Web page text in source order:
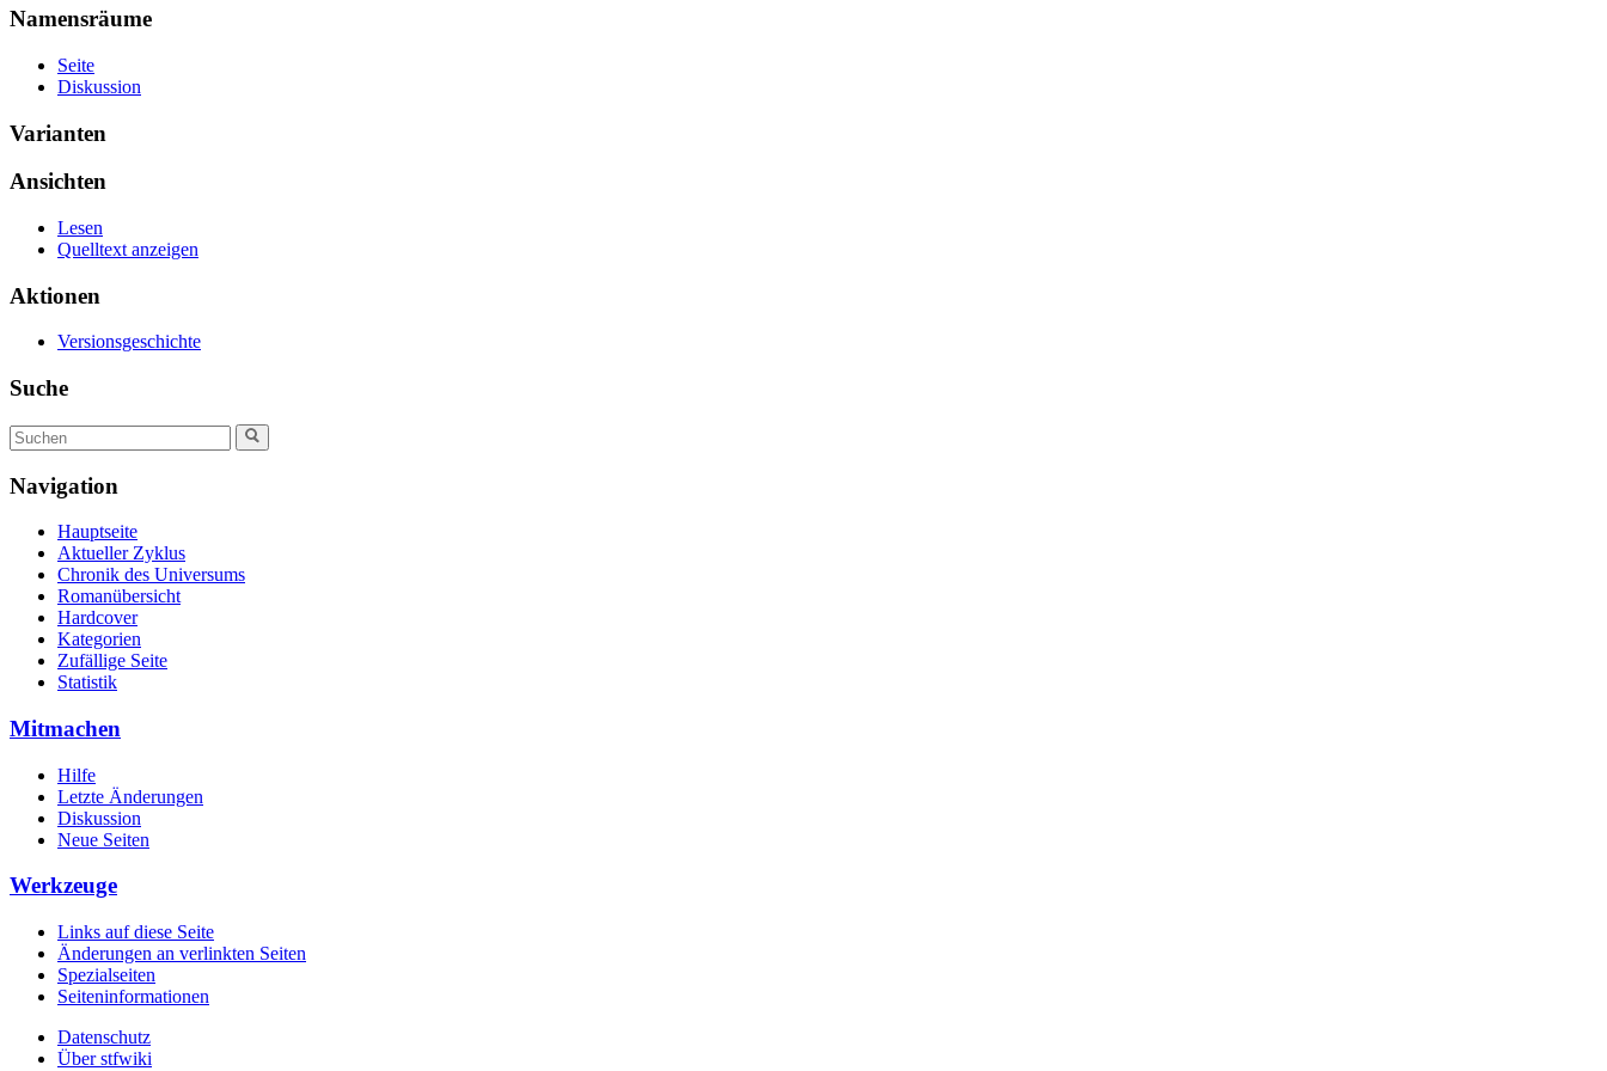
Namensräume
Seite
Diskussion
Varianten
Ansichten
Lesen
Quelltext anzeigen
Aktionen
Versionsgeschichte
Suche
Navigation
Hauptseite
Aktueller Zyklus
Chronik des Universums
Romanübersicht
Hardcover
Kategorien
Zufällige Seite
Statistik
Mitmachen
Hilfe
Letzte Änderungen
Diskussion
Neue Seiten
Werkzeuge
Links auf diese Seite
Änderungen an verlinkten Seiten
Spezialseiten
Seiteninformationen
Datenschutz
Über stfwiki